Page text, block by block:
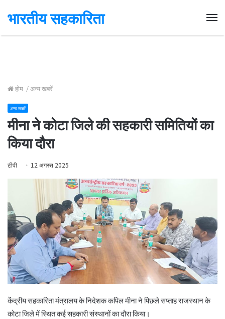
भारतीय सहकारिता
होम /अन्य खबरें
अन्य खबरें
मीना ने कोटा जिले की सहकारी समितियों का
किया दौरा
टीपी 12 अगस्त 2025
केंद्रीय सहकारिता मंत्रालय के निदेशक कपिल मीना ने पिछले सप्ताह राजस्थान के
कोटा जिले में स्थित कई सहकारी संस्थानों का दौरा किया।